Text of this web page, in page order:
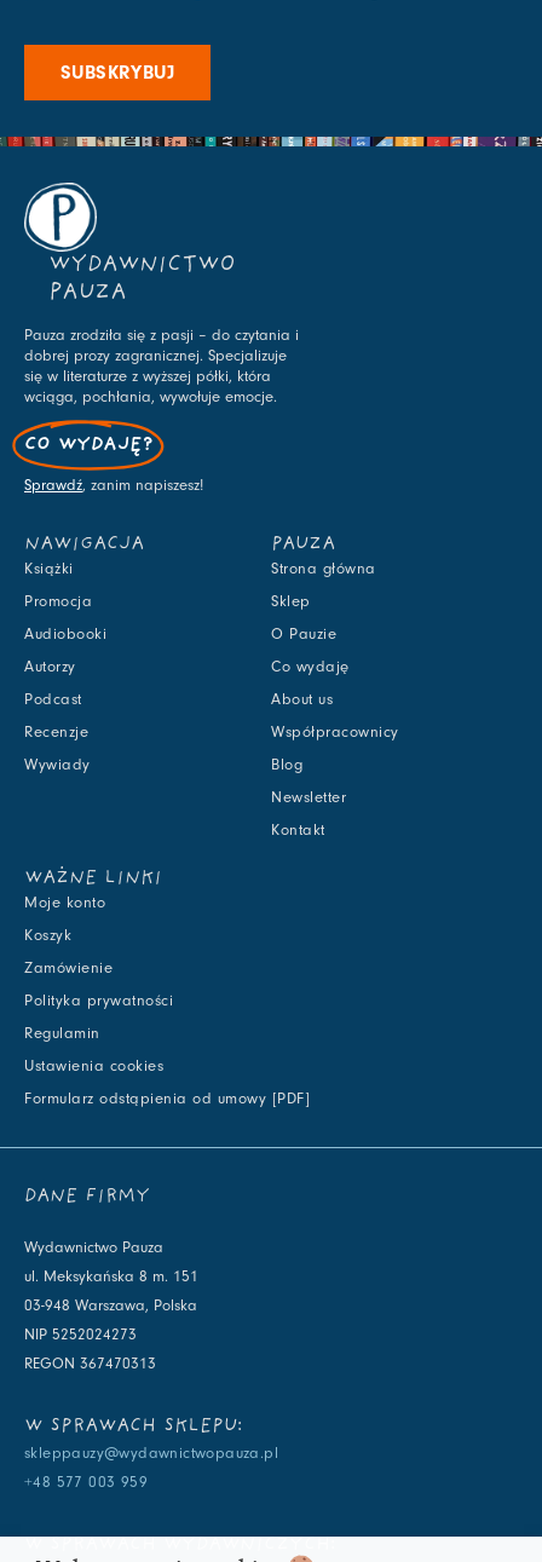
SUBSKRYBUJ
WYDAWNICTWO
PAUZA
Pauza zrodziła się z pasji – do czytania i
dobrej prozy zagranicznej. Specjalizuje
się w literaturze z wyższej półki, która
wciąga, pochłania, wywołuje emocje.
CO WYDAJĘ?
Sprawdź, zanim napiszesz!
NAWIGACJA
Książki
Promocja
Audiobooki
Autorzy
Podcast
Recenzje
Wywiady
PAUZA
Strona główna
Sklep
O Pauzie
Co wydaję
About us
Współpracownicy
Blog
Newsletter
Kontakt
WAŻNE LINKI
Moje konto
Koszyk
Zamówienie
Polityka prywatności
Regulamin
Ustawienia cookies
Formularz odstąpienia od umowy [PDF]
DANE FIRMY
Wydawnictwo Pauza
ul. Meksykańska 8 m. 151
03-948 Warszawa, Polska
NIP 5252024273
REGON 367470313
W SPRAWACH SKLEPU:
skleppauzy@wydawnictwopauza.pl
+48 577 003 959